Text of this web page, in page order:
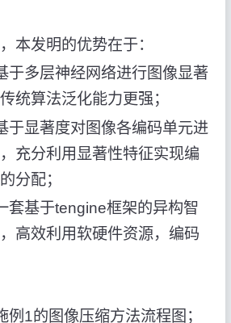
本发明的优势在于：
于多层神经网络进行图像显著
统算法泛化能力更强；
于显著度对图像各编码单元进
充分利用显著性特征实现编
分配；
套基于tengine框架的异构智
高效利用软硬件资源，编码
例1的图像压缩方法流程图；